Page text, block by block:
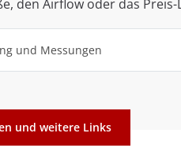
den Airflow oder das
und Messungen
und weitere Links